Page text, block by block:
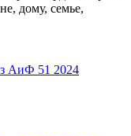
АиФ 51 2024